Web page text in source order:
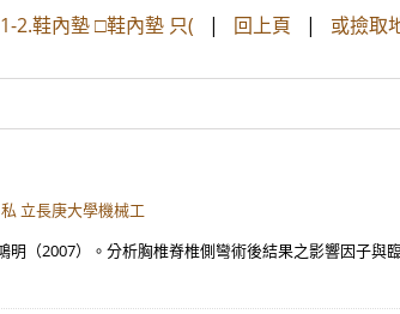
2.鞋內墊 □鞋內墊 只( | 回上頁 | 或撿取
立長庚大學機械工
（2007）。分析胸椎脊椎側彎術後結果之影響因子